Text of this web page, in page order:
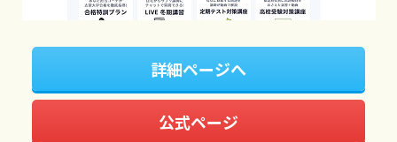
詳細ページへ
公式ページ